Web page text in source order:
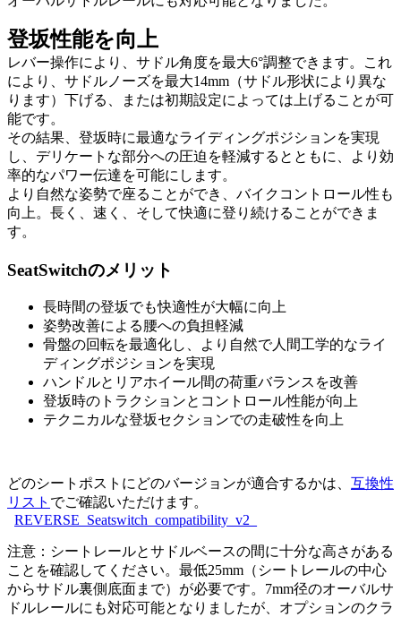
登坂性能を向上
レバー操作により、サドル角度を最大6°調整できます。これ
により、サドルノーズを最大14mm（サドル形状により異な
ります）下げる、または初期設定によっては上げることが可
能です。
その結果、登坂時に最適なライディングポジションを実現
し、デリケートな部分への圧迫を軽減するとともに、より効
率的なパワー伝達を可能にします。
より自然な姿勢で座ることができ、バイクコントロール性も
向上。長く、速く、そして快適に登り続けることができま
す。
SeatSwitchのメリット
長時間の登坂でも快適性が大幅に向上
姿勢改善による腰への負担軽減
骨盤の回転を最適化し、より自然で人間工学的なライ
ディングポジションを実現
ハンドルとリアホイール間の荷重バランスを改善
登坂時のトラクションとコントロール性能が向上
テクニカルな登坂セクションでの走破性を向上
どのシートポストにどのバージョンが適合するかは、 互換性
リスト でご確認いただけます。
REVERSE_Seatswitch_compatibility_v2_
注意：シートレールとサドルベースの間に十分な高さがある
ことを確認してください。最低25mm（シートレールの中心
からサドル裏側底面まで）が必要です。7mm径のオーバルサ
ドルレールにも対応可能となりましたが、オプションのクラ